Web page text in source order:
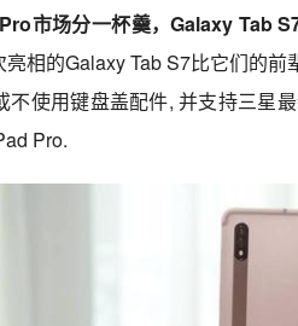
市场分一杯羹，Galaxy Tab
亮相的Galaxy Tab S7比它们的前
不使用键盘盖配件, 并支持三星
Pro.